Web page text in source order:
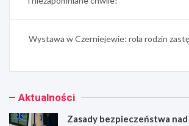
Wystawa w Czerniejewie: rola rodzin
Aktualności
Zasady bezpieczeństwa